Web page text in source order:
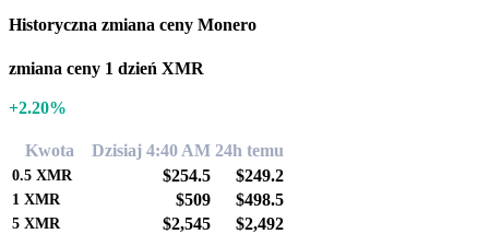
Historyczna zmiana ceny Monero
zmiana ceny 1 dzień XMR
+2.20%
Kwota Dzisiaj 4:40 AM 24h temu
0.5 XMR $254.5 $249.2
1 XMR $509 $498.5
5 XMR $2,545 $2,492